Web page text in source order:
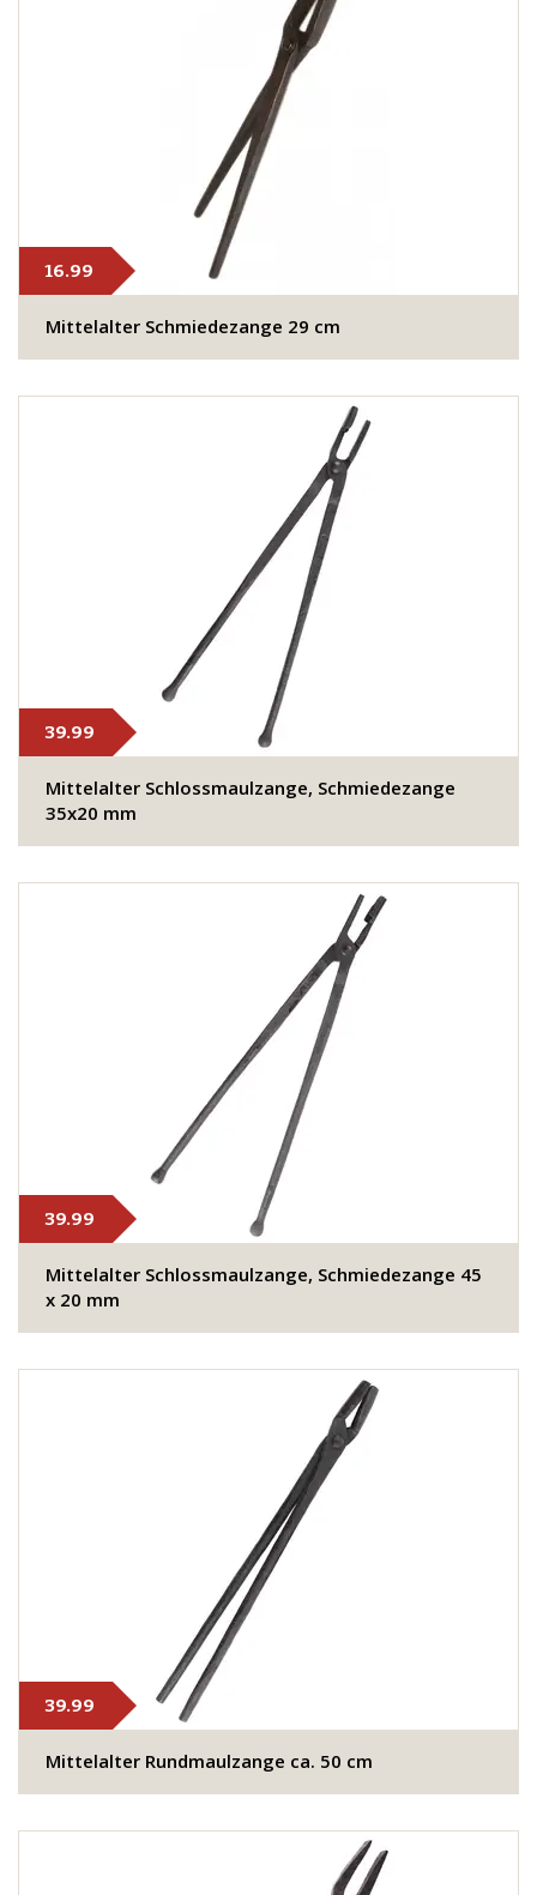
16.99
Mittelalter Schmiedezange 29 cm
39.99
Mittelalter Schlossmaulzange, Schmiedezange
35x20 mm
39.99
Mittelalter Schlossmaulzange, Schmiedezange 45
x 20 mm
39.99
Mittelalter Rundmaulzange ca. 50 cm